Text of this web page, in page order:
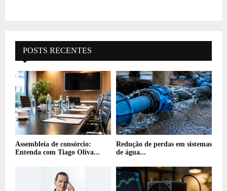
POSTS RECENTES
Assembleia de consórcio:
Entenda com Tiago Oliva...
Redução de perdas em sistemas
de água...